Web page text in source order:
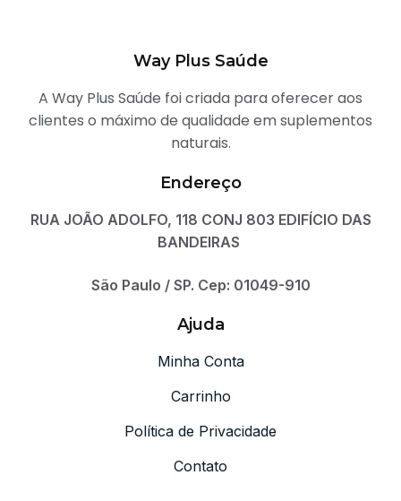
Way Plus Saúde
A Way Plus Saúde foi criada para oferecer aos
clientes o máximo de qualidade em suplementos
naturais.
Endereço
RUA JOÃO ADOLFO, 118 CONJ 803 EDIFÍCIO DAS
BANDEIRAS
São Paulo / SP. Cep: 01049-910
Ajuda
Minha Conta
Carrinho
Política de Privacidade
Contato